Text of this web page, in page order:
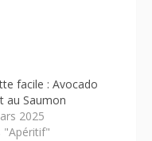
facile : Avocado
au Saumon
2025
"Apéritif"